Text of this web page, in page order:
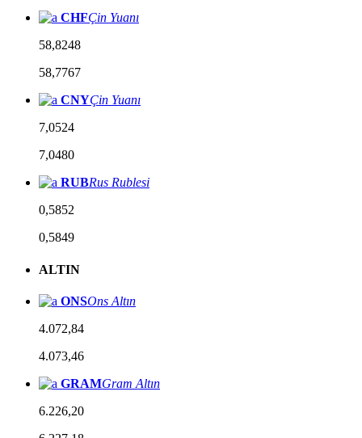
CHFÇin Yuanı
58,8248
58,7767
CNYÇin Yuanı
7,0524
7,0480
RUBRus Rublesi
0,5852
0,5849
ALTIN
ONSOns Altın
4.072,84
4.073,46
GRAMGram Altın
6.226,20